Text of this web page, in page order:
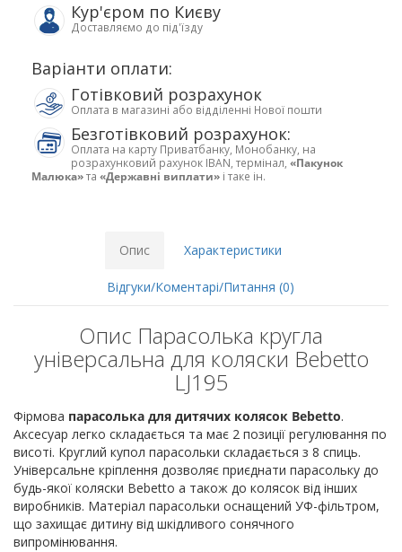
Кур'єром по Києву
Доставляємо до під'їзду
Варіанти оплати:
Готівковий розрахунок
Оплата в магазині або відділенні Нової пошти
Безготівковий розрахунок:
Оплата на карту Приватбанку, Монобанку, на
розрахунковий рахунок IBAN, термінал, «Пакунок
Малюка»та «Державні виплати» і таке ін.
Опис Характеристики
Відгуки/Коментарі/Питання (0)
Опис Парасолька кругла
універсальна для коляски Bebetto
LJ195
Фірмова парасолька для дитячих колясок Bebetto.
Аксесуар легко складається та має 2 позиції регулювання по
висоті. Круглий купол парасольки складається з 8 спиць.
Універсальне кріплення дозволяє приєднати парасольку до
будь-якої коляски Bebetto а також до колясок від інших
виробників. Матеріал парасольки оснащений УФ-фільтром,
що захищає дитину від шкідливого сонячного
випромінювання.